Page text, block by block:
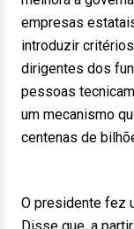
empresas
introduzir
dirigentes dos
pessoas
um mecanismo
centenas de
O presidente fez